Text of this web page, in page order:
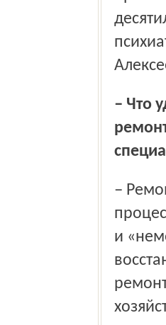
– Что удалось сделать в последние годы для больницы:
– Ремонт помещений больницы – непрекращающийся
и